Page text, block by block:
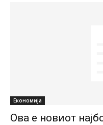
Економија
Ова е новиот